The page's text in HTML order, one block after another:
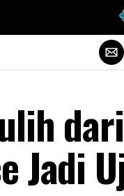
Jadi